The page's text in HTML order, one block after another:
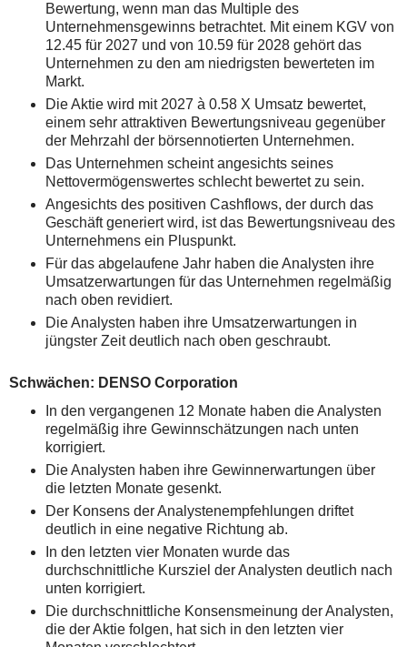
Bewertung, wenn man das Multiple des
Unternehmensgewinns betrachtet. Mit einem KGV von
12.45 für 2027 und von 10.59 für 2028 gehört das
Unternehmen zu den am niedrigsten bewerteten im
Markt.
Die Aktie wird mit 2027 à 0.58 X Umsatz bewertet,
einem sehr attraktiven Bewertungsniveau gegenüber
der Mehrzahl der börsennotierten Unternehmen.
Das Unternehmen scheint angesichts seines
Nettovermögenswertes schlecht bewertet zu sein.
Angesichts des positiven Cashflows, der durch das
Geschäft generiert wird, ist das Bewertungsniveau des
Unternehmens ein Pluspunkt.
Für das abgelaufene Jahr haben die Analysten ihre
Umsatzerwartungen für das Unternehmen regelmäßig
nach oben revidiert.
Die Analysten haben ihre Umsatzerwartungen in
jüngster Zeit deutlich nach oben geschraubt.
Schwächen: DENSO Corporation
In den vergangenen 12 Monate haben die Analysten
regelmäßig ihre Gewinnschätzungen nach unten
korrigiert.
Die Analysten haben ihre Gewinnerwartungen über
die letzten Monate gesenkt.
Der Konsens der Analystenempfehlungen driftet
deutlich in eine negative Richtung ab.
In den letzten vier Monaten wurde das
durchschnittliche Kursziel der Analysten deutlich nach
unten korrigiert.
Die durchschnittliche Konsensmeinung der Analysten,
die der Aktie folgen, hat sich in den letzten vier